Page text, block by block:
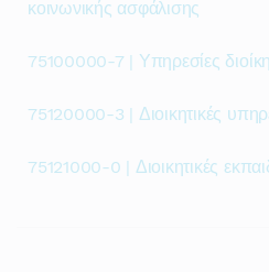
κοινωνικής ασφάλισης
75100000-7 | Υπηρεσίες
75120000-3 | Διοικητικές
75121000-0 | Διοικητικές